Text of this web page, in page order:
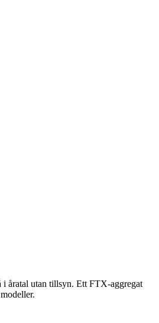
i åratal utan tillsyn. Ett FTX-aggregat